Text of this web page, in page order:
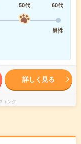
50代
60代
男性
詳しく見る
ィング